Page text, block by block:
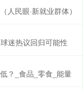
人民眼·新就业群体）
迷热议回归可能性
？_食品_零食_能量